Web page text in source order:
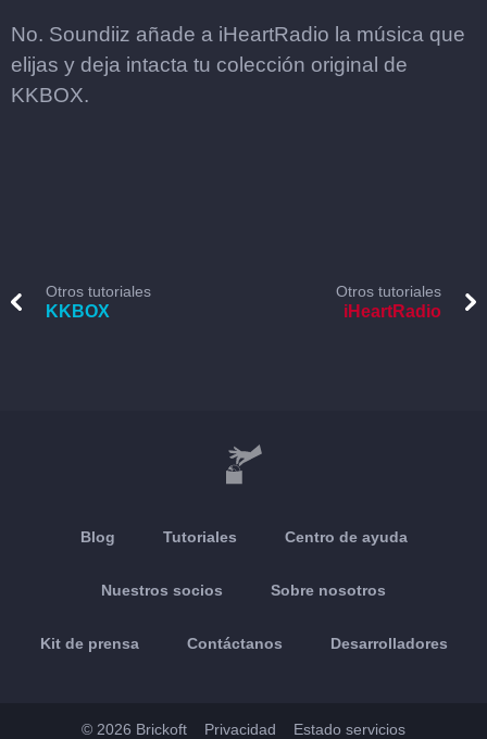
No. Soundiiz añade a iHeartRadio la música que
elijas y deja intacta tu colección original de
KKBOX.
Otros tutoriales
KKBOX
Otros tutoriales
iHeartRadio
Blog Tutoriales Centro de ayuda
Nuestros socios Sobre nosotros
Kit de prensa Contáctanos Desarrolladores
© 2026 Brickoft Privacidad Estado servicios